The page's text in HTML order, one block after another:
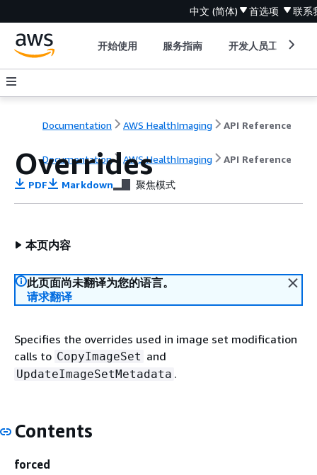
中文 (简体) 首选项 联系
开始使用 服务指南 开发人员工具
Documentation AWS HealthImaging API Reference
Documentation AWS HealthImaging API Reference
Overrides
PDF Markdown 聚焦模式
本页内容
此页面尚未翻译为您的语言。
请求翻译
Specifies the overrides used in image set modification
calls to CopyImageSet and
UpdateImageSetMetadata .
Contents
forced